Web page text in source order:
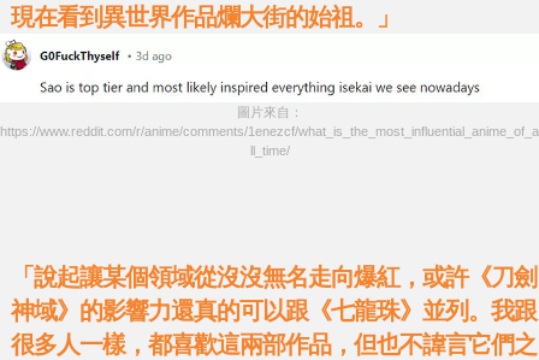
現在看到異世界作品爛大街的始祖。」
圖片來自：
https://www.reddit.com/r/anime/comments/1enezcf/what_is_the_most_influential_anime_of_a
ll_time/
「說起讓某個領域從沒沒無名走向爆紅，或許《刀劍
神域》的影響力還真的可以跟《七龍珠》並列。我跟
很多人一樣，都喜歡這兩部作品，但也不諱言它們之